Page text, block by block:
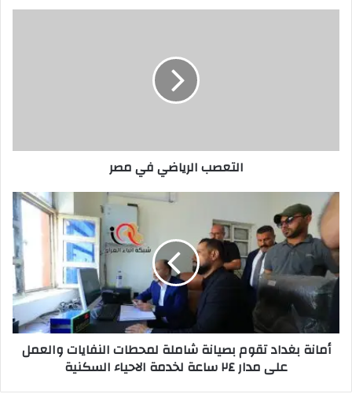
التعصب الرياضي في مصر
أمانة
بغداد
تقوم
بصيانة
شاملة
لمحطات
النفايات
والعمل
على
مدار
أمانة بغداد تقوم بصيانة شاملة لمحطات النفايات والعمل
على مدار ٢٤ ساعة لخدمة الاحياء السكنية